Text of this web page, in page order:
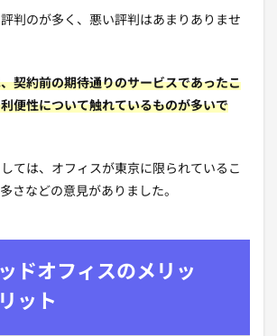
判のが多く、悪い評判はあまりありませ
契約前の期待通りのサービスであったこ
便性について触れているものが多いで
ては、オフィスが東京に限られているこ
さなどの意見がありました。
ドオフィスのメリッ
ット